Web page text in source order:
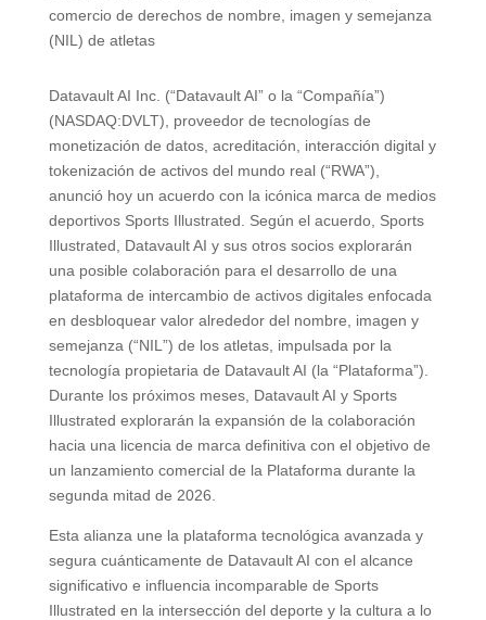
comercio de derechos de nombre, imagen y semejanza
(NIL) de atletas
Datavault AI Inc. (“Datavault AI” o la “Compañía”)
(NASDAQ:DVLT), proveedor de tecnologías de
monetización de datos, acreditación, interacción digital y
tokenización de activos del mundo real (“RWA”),
anunció hoy un acuerdo con la icónica marca de medios
deportivos Sports Illustrated. Según el acuerdo, Sports
Illustrated, Datavault AI y sus otros socios explorarán
una posible colaboración para el desarrollo de una
plataforma de intercambio de activos digitales enfocada
en desbloquear valor alrededor del nombre, imagen y
semejanza (“NIL”) de los atletas, impulsada por la
tecnología propietaria de Datavault AI (la “Plataforma”).
Durante los próximos meses, Datavault AI y Sports
Illustrated explorarán la expansión de la colaboración
hacia una licencia de marca definitiva con el objetivo de
un lanzamiento comercial de la Plataforma durante la
segunda mitad de 2026.
Esta alianza une la plataforma tecnológica avanzada y
segura cuánticamente de Datavault AI con el alcance
significativo e influencia incomparable de Sports
Illustrated en la intersección del deporte y la cultura a lo